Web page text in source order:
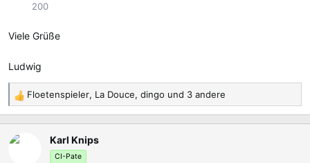
200
Viele Grüße
Ludwig
R
e
a
k
Floetenspieler, La Douce, dingo und 3 andere
Karl Knips
CI-Pate